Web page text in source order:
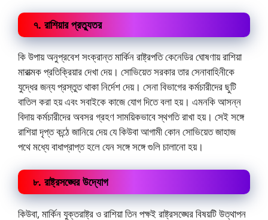
৭. রাশিয়ার প্রত্যুতর
কি উপায় অনুপ্রবেশ সংক্রান্ত মার্কিন রাষ্ট্রপতি কেনেডির ঘোষণায় রাশিয়া
মারাত্মক প্রতিক্রিয়ার দেখা দেয়। সোভিয়েত সরকার তার সেনাবাহিনীকে
যুদ্ধের জন্য প্রস্তুত থাকা নির্দেশ দেয়। সেনা বিভাগের কর্মচারীদের ছুটি
বাতিল করা হয় এবং সবাইকে কাজে যোগ দিতে বলা হয়। এমনকি আসন্ন
বিদায় কর্মচারীদের অবসর গ্রহণ সাময়িকভাবে স্থগতি রাখা হয়। সেই সঙ্গে
রাশিয়া দৃপ্ত কন্ঠে জানিয়ে দেয় যে কিউবা আগামী কোন সোভিয়েত জাহাজ
পথে মধ্যে বাধাপ্রাপ্ত হলে যেন সঙ্গে সঙ্গে গুলি চালানো হয়।
৮. রাষ্ট্রসঙ্ঘের উদ্যোগ
কিউবা, মার্কিন যুক্তরাষ্ট্র ও রাশিয়া তিন পক্ষই রাষ্ট্রসঙ্ঘের বিষয়টি উত্থাপন